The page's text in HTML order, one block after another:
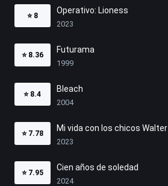
⭐ 8
Operativo: Lioness
2023
⭐ 8.36
Futurama
1999
⭐ 8.4
Bleach
2004
⭐ 7.78
Mi vida con los chicos Walter
2023
⭐ 7.95
Cien años de soledad
2024